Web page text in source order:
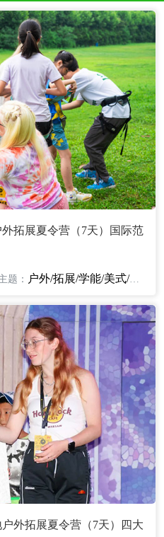
深圳尖兵夏令营
黄埔名将军事训练营
游美营地教育夏令营
EACH国际营地夏令营
U Dream国际营地夏令营
外拓展夏令营（7天）国际范
题： 户外/拓展/学能/美式/英语
户外拓展夏令营（7天）四大